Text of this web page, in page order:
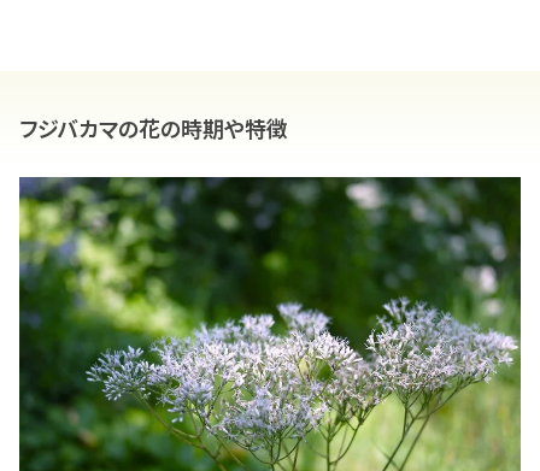
フジバカマの花の時期や特徴